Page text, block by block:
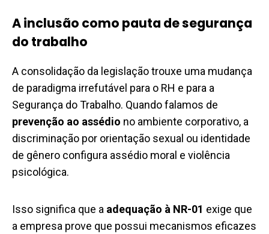
A inclusão como pauta de segurança
do trabalho
A consolidação da legislação trouxe uma mudança
de paradigma irrefutável para o RH e para a
Segurança do Trabalho. Quando falamos de
prevenção ao assédio no ambiente corporativo, a
discriminação por orientação sexual ou identidade
de gênero configura assédio moral e violência
psicológica.
Isso significa que a adequação à NR-01 exige que
a empresa prove que possui mecanismos eficazes